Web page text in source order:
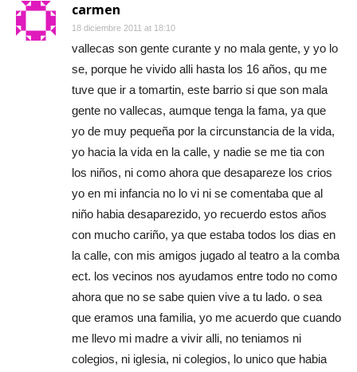
carmen
18 diciembre 2011 at 18:10
vallecas son gente curante y no mala gente, y yo lo
se, porque he vivido alli hasta los 16 años, qu me
tuve que ir a tomartin, este barrio si que son mala
gente no vallecas, aumque tenga la fama, ya que
yo de muy pequeña por la circunstancia de la vida,
yo hacia la vida en la calle, y nadie se me tia con
los niños, ni como ahora que desapareze los crios
yo en mi infancia no lo vi ni se comentaba que al
niño habia desaparezido, yo recuerdo estos años
con mucho cariño, ya que estaba todos los dias en
la calle, con mis amigos jugado al teatro a la comba
ect. los vecinos nos ayudamos entre todo no como
ahora que no se sabe quien vive a tu lado. o sea
que eramos una familia, yo me acuerdo que cuando
me llevo mi madre a vivir alli, no teniamos ni
colegios, ni iglesia, ni colegios, lo unico que habia